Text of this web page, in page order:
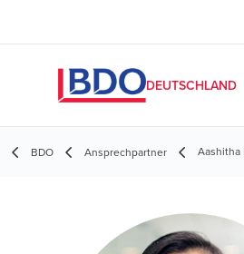
DEUTSCHLAND
BDO Ansprechpartner Aashitha